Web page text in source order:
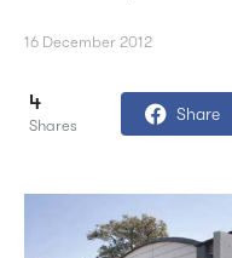
16 December 2012
4
Shares
Share